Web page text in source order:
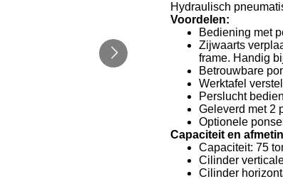
Hydraulisch
Voordelen:
Bediening met
Zijwaarts
frame. Handig
Betrouwbare
Werktafel
Perslucht
Geleverd met 2
Optionele
Capaciteit en
Capaciteit: 75
Cilinder
Cilinder